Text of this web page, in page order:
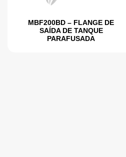
MBF200BD – FLANGE DE
SAÍDA DE TANQUE
PARAFUSADA